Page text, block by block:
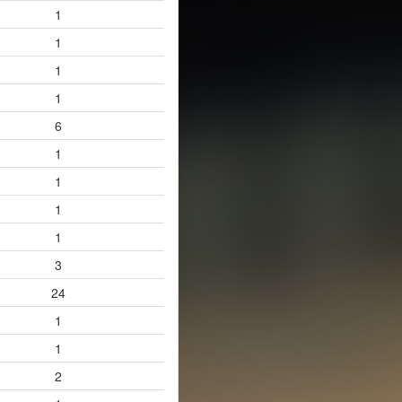
1
1
1
1
6
1
1
1
1
3
24
1
1
2